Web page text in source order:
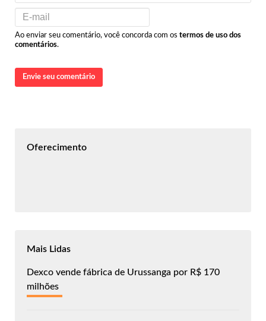
Ao enviar seu comentário, você concorda com os termos de uso dos
comentários.
Envie seu comentário
Oferecimento
Mais Lidas
Dexco vende fábrica de Urussanga por R$ 170
milhões